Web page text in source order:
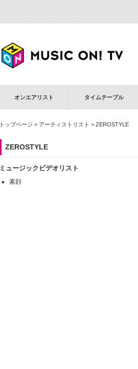
オンエアリスト タイムテーブル
トップページ > アーティストリスト > ZEROSTYLE
ZEROSTYLE
ミュージックビデオリスト
素顔